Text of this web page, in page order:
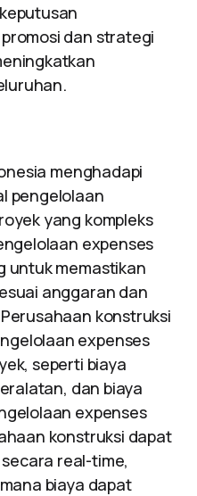
dan strategi
menghadapi
pengelolaan
yang kompleks
expenses
untuk memastikan
anggaran dan
konstruksi
expenses
seperti biaya
dan biaya
expenses
konstruksi dapat
real-time,
biaya dapat